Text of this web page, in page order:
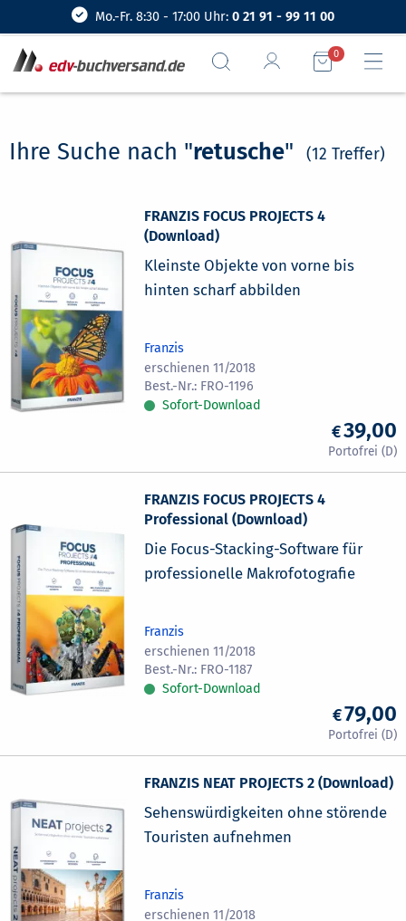
Mo.-Fr. 8:30 - 17:00 Uhr: 0 21 91 - 99 11 00
0
Ihre Suche nach "retusche" (12 Treffer)
FRANZIS FOCUS PROJECTS 4
(Download)
Kleinste Objekte von vorne bis
hinten scharf abbilden
Franzis
erschienen 11/2018
FRO-1196
Sofort-Download
39,00
FRANZIS FOCUS PROJECTS 4
Professional (Download)
Die Focus-Stacking-Software für
professionelle Makrofotografie
Franzis
erschienen 11/2018
FRO-1187
Sofort-Download
79,00
FRANZIS NEAT PROJECTS 2 (Download)
Sehenswürdigkeiten ohne störende
Touristen aufnehmen
Franzis
erschienen 11/2018